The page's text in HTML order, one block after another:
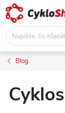
Prejsť
na
obsah
Blog